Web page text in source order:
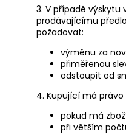
3. V případě
prodávajícímu
požadovat:
výměnu za
přiměřenou
odstoupit od
4. Kupující má
pokud má
při větším